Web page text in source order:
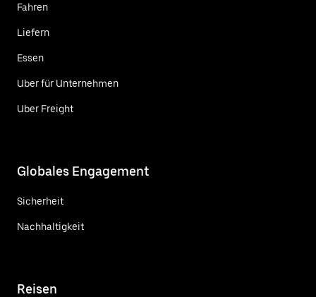
Fahren
Liefern
Essen
Uber für Unternehmen
Uber Freight
Globales Engagement
Sicherheit
Nachhaltigkeit
Reisen